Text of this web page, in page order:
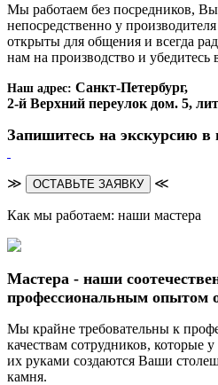
Мы работаем без посредников,
непосредственно у
открыты для общения и всегда
нам на производство и убедитесь
Наш адрес: Санкт-Петербург,
2-й Верхний переулок дом. 5,
Запишитесь на экскурсию в
≫ ОСТАВЬТЕ ЗАЯВКУ ≪
Как мы работаем: наши мастера
Мастера - наши
профессиональным опытом
Мы крайне требовательны к
качествам сотрудников, которые
их руками создаются Ваши
камня.